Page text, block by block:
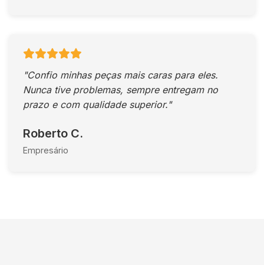
"Confio minhas peças mais caras para eles.
Nunca tive problemas, sempre entregam no
prazo e com qualidade superior."
Roberto C.
Empresário